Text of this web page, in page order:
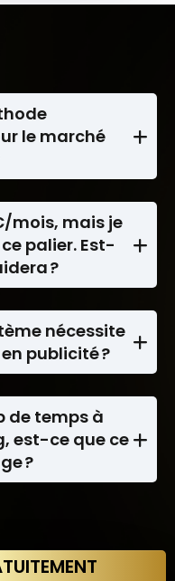
le marché
spécifiquement
que rencontrent
Nous
de plus de 15
approche en
mois, mais je
palier. Est-
?
que cette
aborderons
maintiennent la
de revenus et
surmonter.
nécessite
publicité ?
sur
de conversion,
massives.
sans investir en
en 6 mois sans
de temps à
est-ce que ce
?
être efficace et